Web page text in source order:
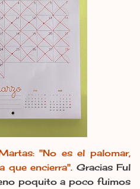
"No es el palomar,
que encierra". Gracias Ful
poquito a poco fuimos